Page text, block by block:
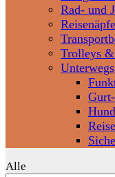
Rad- und
Trolleys
Unterwegs
Alle